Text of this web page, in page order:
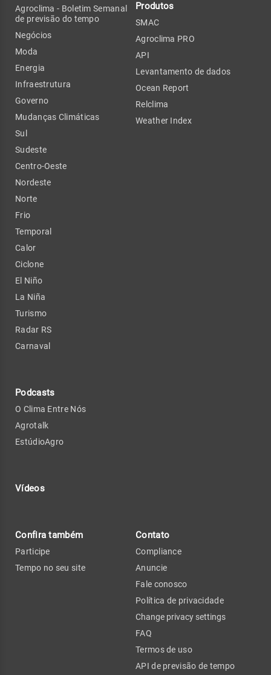
Agroclima - Boletim Semanal
de previsão do tempo
Negócios
Moda
Energia
Infraestrutura
Governo
Mudanças Climáticas
Sul
Sudeste
Centro-Oeste
Nordeste
Norte
Frio
Temporal
Calor
Ciclone
El Niño
La Niña
Turismo
Radar RS
Carnaval
Podcasts
O Clima Entre Nós
Agrotalk
EstúdioAgro
Vídeos
Produtos
SMAC
Agroclima PRO
API
Levantamento de dados
Ocean Report
Relclima
Weather Index
Confira também
Participe
Tempo no seu site
Contato
Compliance
Anuncie
Fale conosco
Política de privacidade
Change privacy settings
FAQ
Termos de uso
API de previsão de tempo